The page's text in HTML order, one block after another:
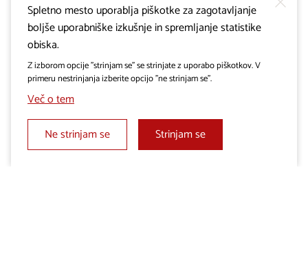
Spletno mesto uporablja piškotke za zagotavljanje
boljše uporabniške izkušnje in spremljanje statistike
obiska.
Z izborom opcije "strinjam se" se strinjate z uporabo piškotkov. V
primeru nestrinjanja izberite opcijo "ne strinjam se".
Več o tem
Ne strinjam se
Strinjam se